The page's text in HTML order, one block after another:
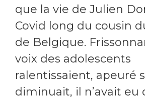
que la vie de Julien
Covid long du cousin
de Belgique.
voix des adolescents
ralentissaient, apeuré
diminuait, il n’avait eu